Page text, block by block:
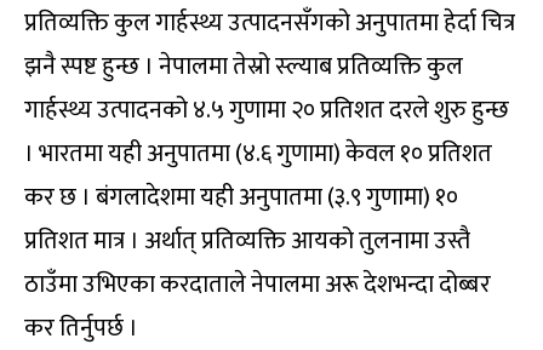
प्रतिव्यक्ति कुल गार्हस्थ्य उत्पादनसँगको अनुपातमा हेर्दा चित्र
झनै स्पष्ट हुन्छ । नेपालमा तेस्रो स्ल्याब प्रतिव्यक्ति कुल
गार्हस्थ्य उत्पादनको ४.५ गुणामा २० प्रतिशत दरले शुरु हुन्छ
। भारतमा यही अनुपातमा (४.६ गुणामा) केवल १० प्रतिशत
कर छ । बंगलादेशमा यही अनुपातमा (३.९ गुणामा) १०
प्रतिशत मात्र । अर्थात् प्रतिव्यक्ति आयको तुलनामा उस्तै
ठाउँमा उभिएका करदाताले नेपालमा अरू देशभन्दा दोब्बर
कर तिर्नुपर्छ ।